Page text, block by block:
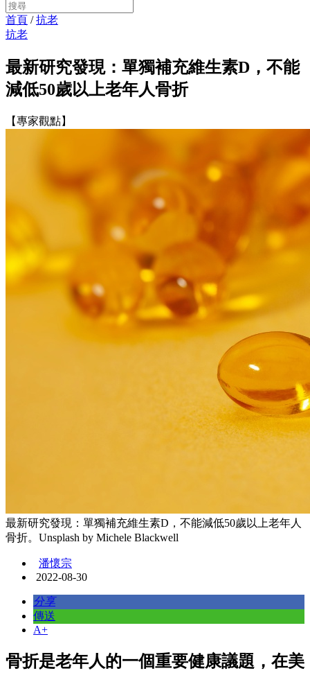
首頁 /抗老
抗老
最新研究發現：單獨補充維生素D，不能
減低50歲以上老年人骨折
【專家觀點】
最新研究發現：單獨補充維生素D，不能減低50歲以上老年人
骨折。Unsplash by Michele Blackwell
潘懷宗
2022-08-30
分享
傳送
A+
骨折是老年人的一個重要健康議題，在美